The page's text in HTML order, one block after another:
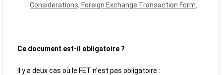
Considerations, Foreign Exchange Transaction Form
Ce document est-il obligatoire ?
Il y a deux cas où le FET n’est pas obligatoire :